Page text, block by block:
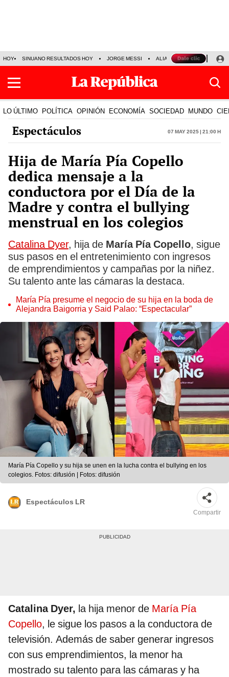
HOY SINUANO RESULTADOS HOY JORGE MESSI ALIANZA LIMA VS SPORT
LO ÚLTIMO POLÍTICA OPINIÓN ECONOMÍA SOCIEDAD MUNDO
Espectáculos 07 May 2025 | 21:00 h
Hija de María Pía Copello
dedica mensaje a la
conductora por el Día de la
Madre y contra el bullying
menstrual en los colegios
Catalina Dyer, hija de María Pía Copello, sigue
sus pasos en el entretenimiento con ingresos
de emprendimientos y campañas por la niñez.
Su talento ante las cámaras la destaca.
María Pía presume el negocio de su hija en la boda de
Alejandra Baigorria y Said Palao: “Espectacular”
María Pía Copello y su hija se unen en la lucha contra el bullying en los
colegios. Fotos: difusión | Fotos: difusión
Espectáculos LR
Compartir
Catalina Dyer, la hija menor de María Pía
Copello, le sigue los pasos a la conductora de
televisión. Además de saber generar ingresos
con sus emprendimientos, la menor ha
mostrado su talento para las cámaras y ha